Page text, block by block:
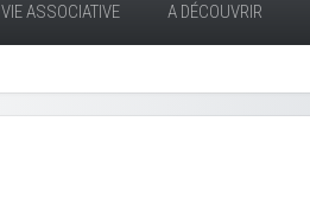
VIE ASSOCIATIVE A DÉCOUVRIR